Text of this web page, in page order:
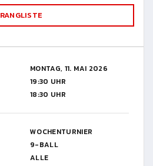
RANGLISTE
MONTAG, 11. MAI 2026
19:30 UHR
18:30 UHR
WOCHENTURNIER
9-BALL
ALLE